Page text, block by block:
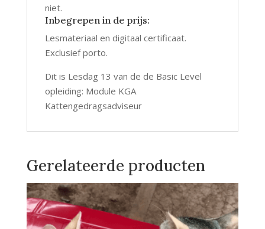
niet.
Inbegrepen in de prijs:
Lesmateriaal en digitaal certificaat.
Exclusief porto.
Dit is Lesdag 13 van de de Basic Level
opleiding: Module KGA
Kattengedragsadviseur
Gerelateerde producten